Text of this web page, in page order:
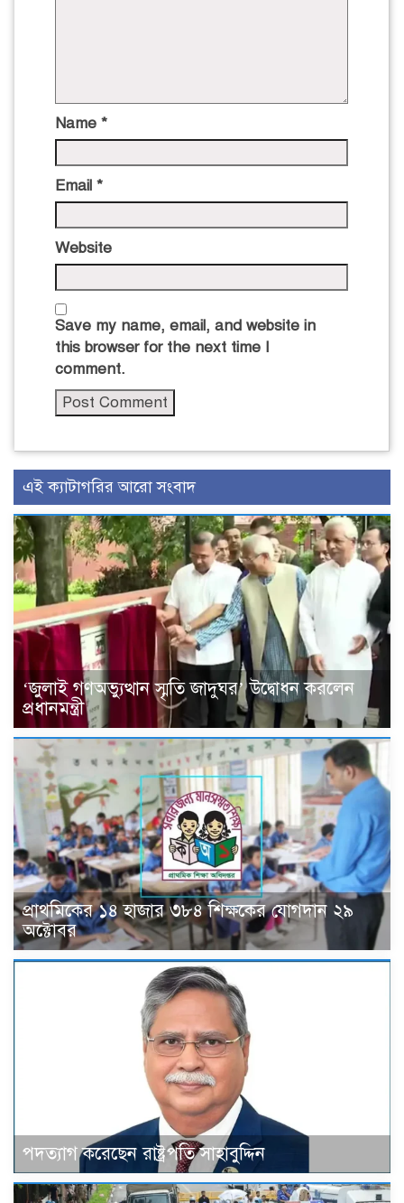
Name *
Email *
Website
Save my name, email, and website in
this browser for the next time I
comment.
এই ক্যাটাগরির আরো সংবাদ
‘জুলাই গণঅভ্যুত্থান স্মৃতি জাদুঘর’ উদ্বোধন করলেন
প্রধানমন্ত্রী
প্রাথমিকের ১৪ হাজার ৩৮৪ শিক্ষকের যোগদান ২৯
অক্টোবর
পদত্যাগ করেছেন রাষ্ট্রপতি সাহাবুদ্দিন